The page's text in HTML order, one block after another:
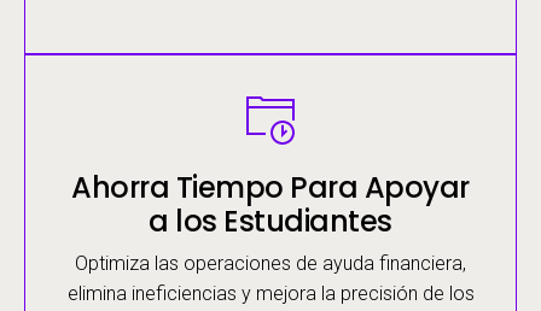
Image
Ahorra Tiempo Para Apoyar
a los Estudiantes
Optimiza las operaciones de ayuda financiera,
elimina ineficiencias y mejora la precisión de los